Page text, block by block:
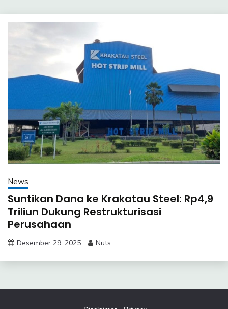
News
Suntikan Dana ke Krakatau Steel: Rp4,9
Triliun Dukung Restrukturisasi
Perusahaan
Desember 29, 2025 Nuts